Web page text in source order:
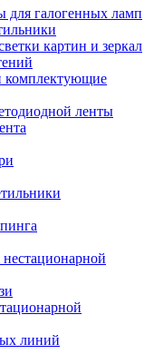
для галогенных ламп
картин и зеркал
комплектующие
ленты
линий